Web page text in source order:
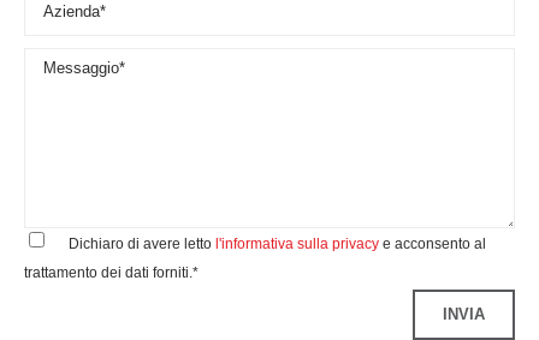
Dichiaro di avere letto l'informativa sulla privacye acconsento al
trattamento dei dati forniti.*